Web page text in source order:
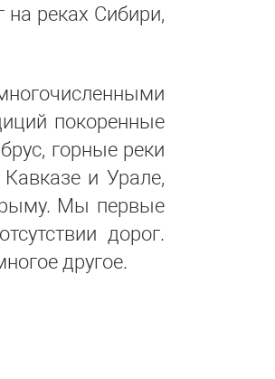
реках Сибири,
покоренные
горные реки
и Урале,
Мы первые
дорог.
другое.